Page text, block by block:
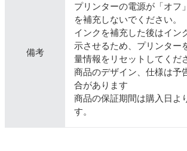
備考
プリンターの電源が「オフ
を補充しないでください。
インクを補充した後はイン
示させるため、プリンター
量情報をリセットしてくだ
商品のデザイン、仕様は予
合があります
商品の保証期間は購入日よ
す。